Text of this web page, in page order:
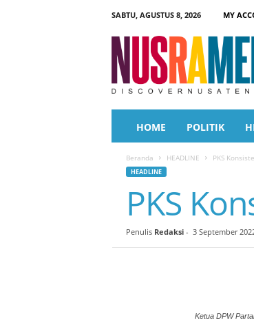
SABTU, AGUSTUS 8, 2026
MY
a
HOME POLITIK
Beranda HEADLINE PKS
HEADLINE
PKS
Penulis Redaksi- 3 September
Ketua DPW